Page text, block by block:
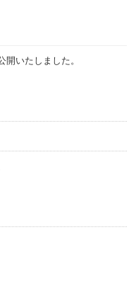
開いたしました。